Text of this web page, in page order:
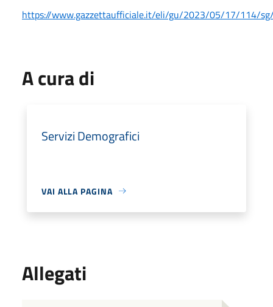
https://www.gazzettaufficiale.it/eli/gu/2023/05/17/114/
A cura di
Servizi Demografici
VAI ALLA PAGINA
Allegati